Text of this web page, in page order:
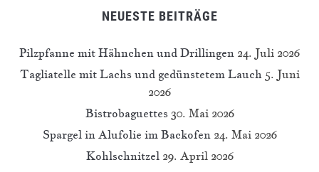
NEUESTE BEITRÄGE
Pilzpfanne mit Hähnchen und Drillingen 24. Juli 2026
Tagliatelle mit Lachs und gedünstetem Lauch 5. Juni
2026
Bistrobaguettes 30. Mai 2026
Spargel in Alufolie im Backofen 24. Mai 2026
Kohlschnitzel 29. April 2026